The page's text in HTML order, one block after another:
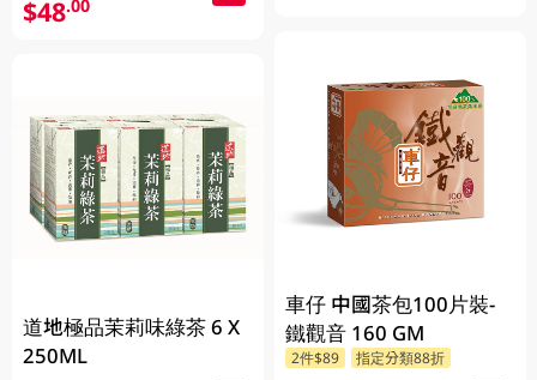
$48.00
道地極品茉莉味綠茶 6 X
250ML
車仔 中國茶包100片裝-
鐵觀音 160 GM
2件$89 指定分類88折